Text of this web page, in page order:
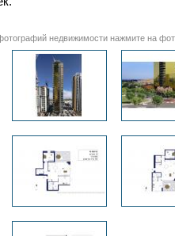
недвижимости нажмите на